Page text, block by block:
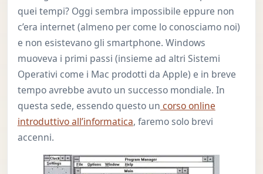
quei tempi? Oggi sembra impossibile eppure non
c’era internet (almeno per come lo conosciamo noi)
e non esistevano gli smartphone. Windows
muoveva i primi passi (insieme ad altri Sistemi
Operativi come i Mac prodotti da Apple) e in breve
tempo avrebbe avuto un successo mondiale. In
questa sede, essendo questo un corso online
introduttivo all’informatica, faremo solo brevi
accenni.